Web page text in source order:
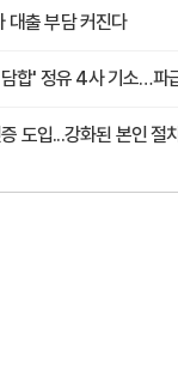
대출 부담 커진다
담합' 정유 4사 기소…파
도입...강화된 본인 절